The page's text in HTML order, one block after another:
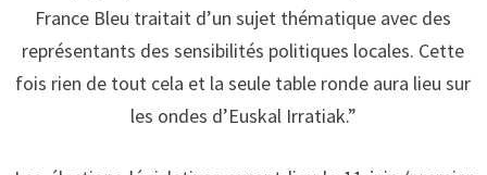
France Bleu traitait d’un sujet thématique avec des
représentants des sensibilités politiques locales. Cette
fois rien de tout cela et la seule table ronde aura lieu sur
les ondes d’Euskal Irratiak.”